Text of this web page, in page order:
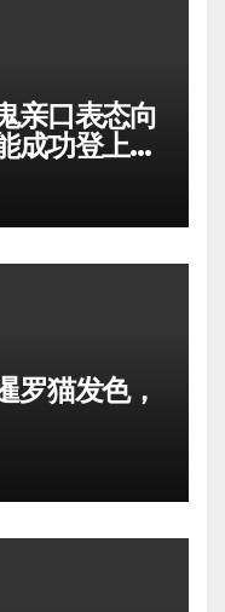
亲口表态向
成功登上节
罗猫发色，